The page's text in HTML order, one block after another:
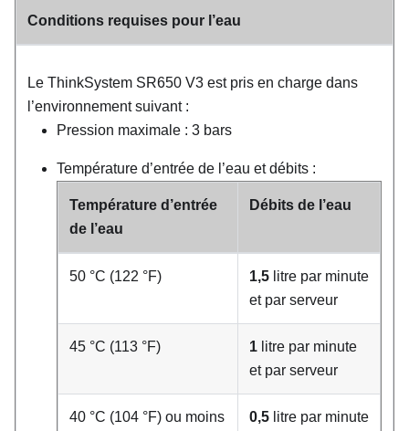
Conditions requises pour l’eau
Le ThinkSystem SR650 V3 est pris en charge dans
l’environnement suivant :
Pression maximale : 3 bars
Température d’entrée de l’eau et débits :
Température d’entrée
de l’eau
Débits de l’eau
50 °C (122 °F) 1,5 litre par minute
et par serveur
45 °C (113 °F) 1 litre par minute
et par serveur
40 °C (104 °F) ou moins 0,5 litre par minute